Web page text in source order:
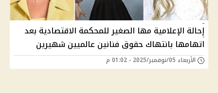
إحالة الإعلامية مها الصغير للمحكمة الاقتصادية بعد
اتهامها بانتهاك حقوق فنانين عالميين شهيرين
الأربعاء 05/نوفمبر/2025 - 01:02 م